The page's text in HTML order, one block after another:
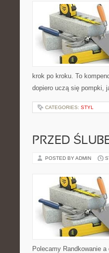
krok po kroku. To
dopiero uczą się pompki,
CATEGORIES: STYL
PRZED
POSTED BY ADMIN
Polecamy Randkowanie